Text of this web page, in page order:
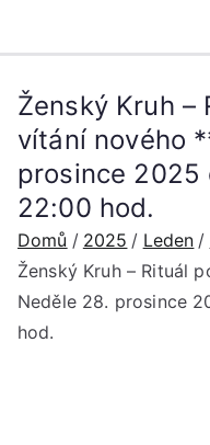
Ženský Kruh –
vítání nového
prosince 2025
22:00 hod.
Domů 2025 Leden
Ženský Kruh – Rituál
Neděle 28. prosince
hod.